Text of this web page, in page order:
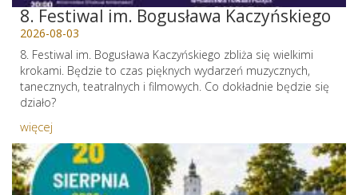
8. Festiwal im. Bogusława Kaczyńskiego
2026-08-03
8. Festiwal im. Bogusława Kaczyńskiego zbliża się wielkimi
krokami. Będzie to czas pięknych wydarzeń muzycznych,
tanecznych, teatralnych i filmowych. Co dokładnie będzie się
działo?
więcej